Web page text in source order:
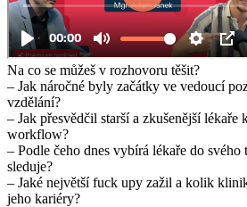
Na co se můžeš v rozhovoru těšit?
– Jak náročné byly začátky ve vedoucí
vzdělání?
– Jak přesvědčil starší a zkušenější lékaře
workflow?
– Podle čeho dnes vybírá lékaře do svého
sleduje?
– Jaké největší fuck upy zažil a kolik
jeho kariéry?